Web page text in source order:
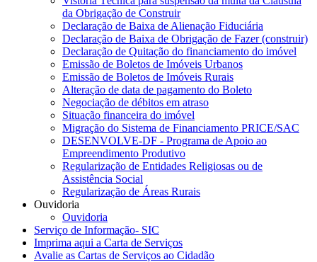
da Obrigação de Construir
Declaração de Baixa de Alienação Fiduciária
Declaração de Baixa de Obrigação de Fazer (construir)
Declaração de Quitação do financiamento do imóvel
Emissão de Boletos de Imóveis Urbanos
Emissão de Boletos de Imóveis Rurais
Alteração de data de pagamento do Boleto
Negociação de débitos em atraso
Situação financeira do imóvel
Migração do Sistema de Financiamento PRICE/SAC
DESENVOLVE-DF - Programa de Apoio ao
Empreendimento Produtivo
Regularização de Entidades Religiosas ou de
Assistência Social
Regularização de Áreas Rurais
Ouvidoria
Ouvidoria
Serviço de Informação- SIC
Imprima aqui a Carta de Serviços
Avalie as Cartas de Serviços ao Cidadão